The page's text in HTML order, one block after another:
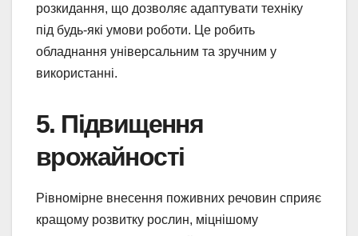
розкидання, що дозволяє адаптувати техніку
під будь-які умови роботи. Це робить
обладнання універсальним та зручним у
використанні.
5. Підвищення
врожайності
Рівномірне внесення поживних речовин сприяє
кращому розвитку рослин, міцнішому